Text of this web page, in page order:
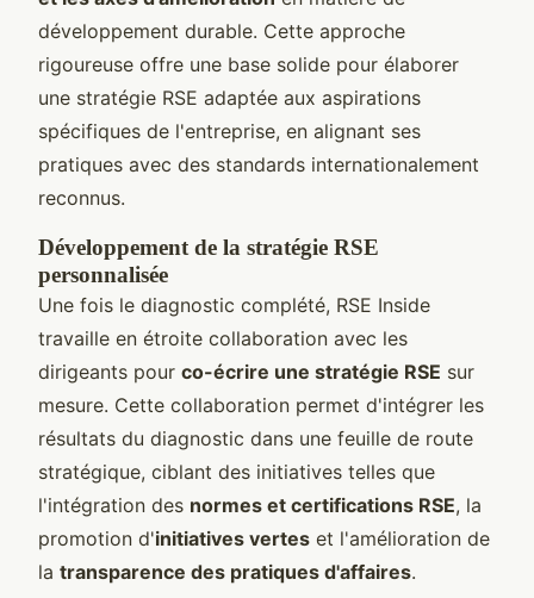
développement durable. Cette approche
rigoureuse offre une base solide pour élaborer
une stratégie RSE adaptée aux aspirations
spécifiques de l'entreprise, en alignant ses
pratiques avec des standards internationalement
reconnus.
Développement de la stratégie RSE
personnalisée
Une fois le diagnostic complété, RSE Inside
travaille en étroite collaboration avec les
dirigeants pour co-écrire une stratégie RSE sur
mesure. Cette collaboration permet d'intégrer les
résultats du diagnostic dans une feuille de route
stratégique, ciblant des initiatives telles que
l'intégration des normes et certifications RSE, la
promotion d'initiatives vertes et l'amélioration de
la transparence des pratiques d'affaires.